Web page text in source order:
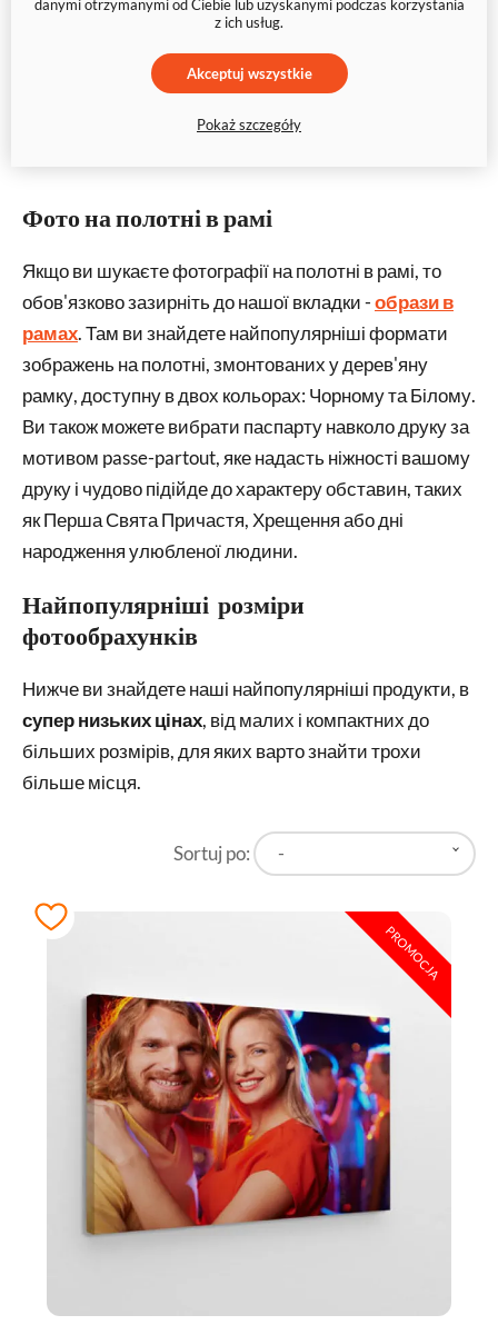
Фото на полотні в рамі
Якщо ви шукаєте фотографії на полотні в рамі, то
обов'язково зазирніть до нашої вкладки -образи в
рамах. Там ви знайдете найпопулярніші формати
зображень на полотні, змонтованих у дерев'яну
рамку, доступну в двох кольорах: Чорному та Білому.
Ви також можете вибрати паспарту навколо друку за
мотивом passe-partout, яке надасть ніжності вашому
друку і чудово підійде до характеру обставин, таких
як Перша Свята Причастя, Хрещення або дні
народження улюбленої людини.
Найпопулярніші розміри
фотообрахунків
Нижче ви знайдете наші найпопулярніші продукти, в
супернизьких цінах, від малих і компактних до
більших розмірів, для яких варто знайти трохи
більше місця.
Sortuj po: -
PROMOCJA
danymi otrzymanymi od Ciebie lub uzyskanymi podczas korzystania
z ich usług.
Akceptuj wszystkie
Pokaż szczegóły